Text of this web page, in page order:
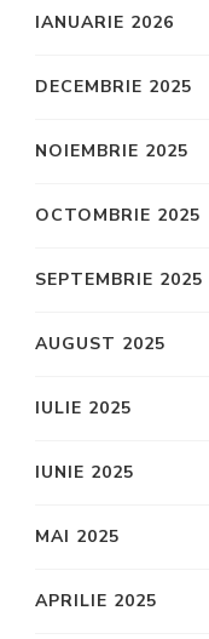
IANUARIE 2026
DECEMBRIE 2025
NOIEMBRIE 2025
OCTOMBRIE 2025
SEPTEMBRIE 2025
AUGUST 2025
IULIE 2025
IUNIE 2025
MAI 2025
APRILIE 2025